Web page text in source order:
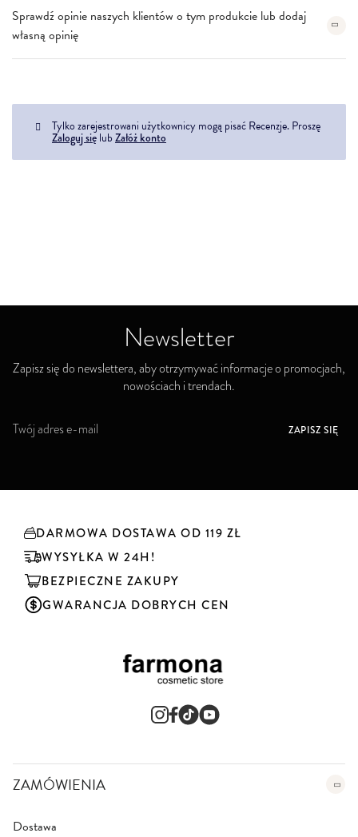
Sprawdź opinie naszych klientów o tym produkcie lub dodaj
własną opinię
Tylko zarejestrowani użytkownicy mogą pisać Recenzje. Proszę
Zaloguj się lub Załóż konto
Newsletter
Zapisz się do newslettera, aby otrzymywać informacje o promocjach,
nowościach i trendach.
S
k
t
e
r
ZAPISZ SIĘ
DARMOWA DOSTAWA OD 119 ZŁ
WYSYŁKA W 24H!
BEZPIECZNE ZAKUPY
GWARANCJA DOBRYCH CEN
ZAMÓWIENIA
Dostawa